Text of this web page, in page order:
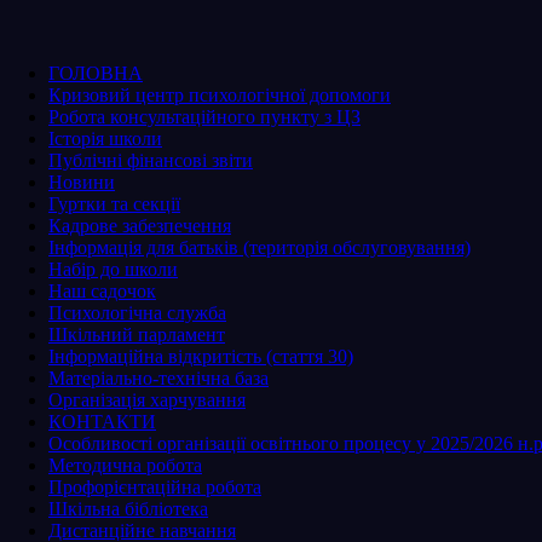
ГОЛОВНА
Кризовий центр психологічної допомоги
Робота консультаційного пункту з ЦЗ
Історія школи
Публічні фінансові звіти
Новини
Гуртки та секції
Кадрове забезпечення
Інформація для батьків (територія обслуговування)
Набір до школи
Наш садочок
Психологічна служба
Шкільний парламент
Інформаційна відкритість (стаття 30)
Матеріально-технічна база
Організація харчування
КОНТАКТИ
Особливості організації освітнього процесу у 2025/2026
Методична робота
Профорієнтаційна робота
Шкільна бібліотека
Дистанційне навчання